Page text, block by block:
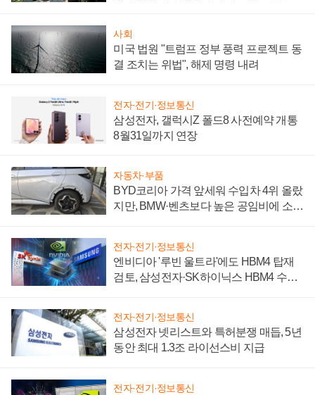
사회
미국 법원 "트럼프 정부 풍력 프로젝트 동
결 조치는 위법", 해제 명령 내려
전자·전기·정보통신
삼성전자, 갤럭시Z 폴드8 사전예약 개통
8월31일까지 연장
자동차·부품
BYD코리아 가격 앞세워 수입차 4위 올랐
지만, BMW·벤츠보다 높은 공임비에 소비
전자·전기·정보통신
엔비디아 '루빈 울트라'에도 HBM4 탑재
검토, 삼성전자·SK하이닉스 HBM4 수율
전자·전기·정보통신
삼성전자 넷리스트와 특허분쟁 매듭, 5년
동안 최대 1.3조 라이선스비 지급
전자·전기·정보통신